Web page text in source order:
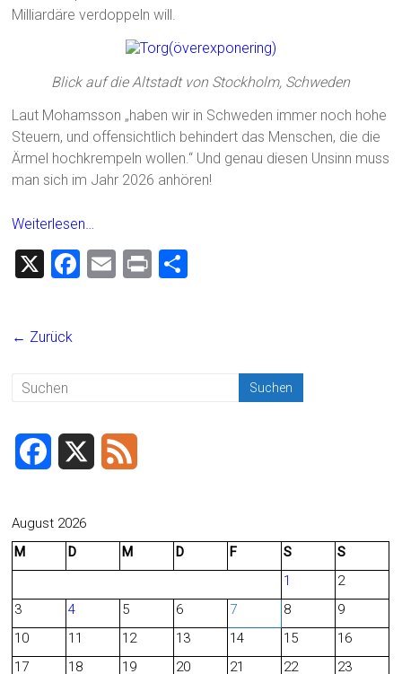
Milliardäre verdoppeln will.
Blick auf die Altstadt von Stockholm, Schweden
Laut Mohamsson „haben wir in Schweden immer noch hohe
Steuern, und offensichtlich behindert das Menschen, die die
Ärmel hochkrempeln wollen.“ Und genau diesen Unsinn muss
man sich im Jahr 2026 anhören!
Weiterlesen…
X
F
E
Pr
← Zurück
c
b
o
August 2026
M
D M D F S
S
1
2
3
4 5 6 7 8
9
10
11 12 13 14 15
16
17
18 19 20 21 22
23